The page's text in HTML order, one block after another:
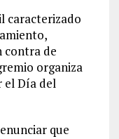
caracterizado
contra de
organiza
el Día del
que